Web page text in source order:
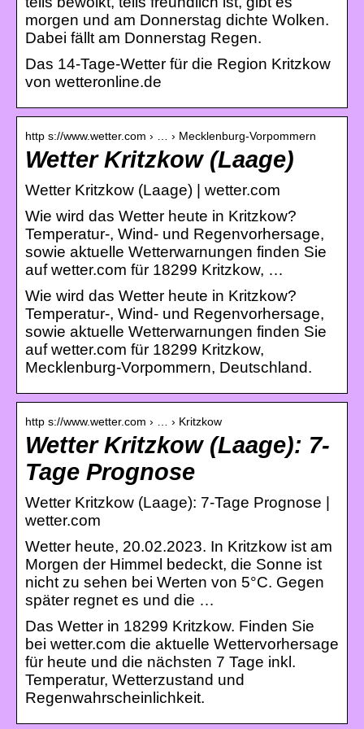
morgen und am Donnerstag dichte Wolken.
Dabei fällt am Donnerstag Regen.
Das 14-Tage-Wetter für die Region Kritzkow
von wetteronline.de
http s://www.wetter.com › … › Mecklenburg-Vorpommern
Wetter Kritzkow (Laage)
Wetter Kritzkow (Laage) | wetter.com
Wie wird das Wetter heute in Kritzkow?
Temperatur-, Wind- und Regenvorhersage,
sowie aktuelle Wetterwarnungen finden Sie
auf wetter.com für 18299 Kritzkow, …
Wie wird das Wetter heute in Kritzkow?
Temperatur-, Wind- und Regenvorhersage,
sowie aktuelle Wetterwarnungen finden Sie
auf wetter.com für 18299 Kritzkow,
Mecklenburg-Vorpommern, Deutschland.
http s://www.wetter.com › … › Kritzkow
Wetter Kritzkow (Laage): 7-
Tage Prognose
Wetter Kritzkow (Laage): 7-Tage Prognose |
wetter.com
Wetter heute, 20.02.2023. In Kritzkow ist am
Morgen der Himmel bedeckt, die Sonne ist
nicht zu sehen bei Werten von 5°C. Gegen
später regnet es und die …
Das Wetter in 18299 Kritzkow. Finden Sie
bei wetter.com die aktuelle Wettervorhersage
für heute und die nächsten 7 Tage inkl.
Temperatur, Wetterzustand und
Regenwahrscheinlichkeit.